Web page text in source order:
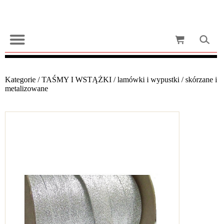
Kategorie /TAŚMY I WSTĄŻKI /lamówki i wypustki /skórzane i
metalizowane